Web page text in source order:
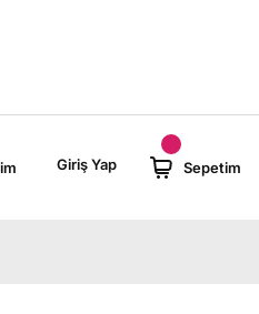
Giriş Yap Sepetim